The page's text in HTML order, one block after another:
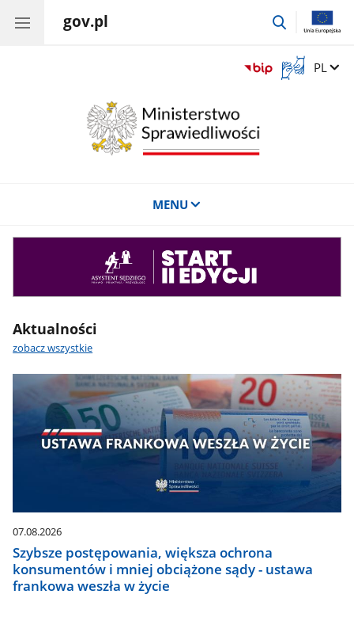
gov.pl
przejdź
Otwórz
okno
Zmień
PL
MENU
Aktualności
zobacz wszystkie
07.08.2026
Szybsze postępowania, większa ochrona
konsumentów i mniej obciążone sądy - ustawa
frankowa weszła w życie